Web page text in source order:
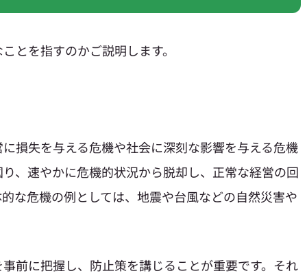
とを指すのかご説明します。
損失を与える危機や社会に深刻な影響を与える危機
、速やかに危機的状況から脱却し、正常な経営の回
な危機の例としては、地震や台風などの自然災害や
前に把握し、防止策を講じることが重要です。それ